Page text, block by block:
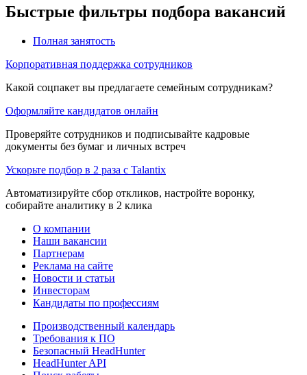
Быстрые фильтры подбора вакансий
Полная занятость
Корпоративная поддержка сотрудников
Какой соцпакет вы предлагаете семейным сотрудникам?
Оформляйте кандидатов онлайн
Проверяйте сотрудников и подписывайте кадровые
документы без бумаг и личных встреч
Ускорьте подбор в 2 раза с Talantix
Автоматизируйте сбор откликов, настройте воронку,
собирайте аналитику в 2 клика
О компании
Наши вакансии
Партнерам
Реклама на сайте
Новости и статьи
Инвесторам
Кандидаты по профессиям
Производственный календарь
Требования к ПО
Безопасный HeadHunter
HeadHunter API